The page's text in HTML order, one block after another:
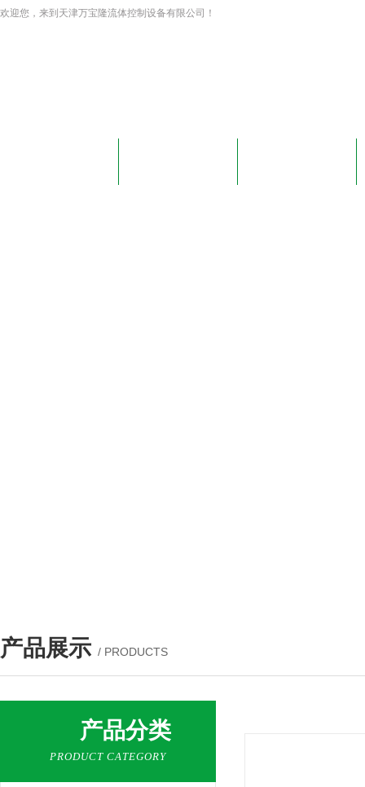
欢迎您，来到天津万宝隆流体控制设备有限公司！
产品展示 / PRODUCTS
产品分类
PRODUCT CATEGORY